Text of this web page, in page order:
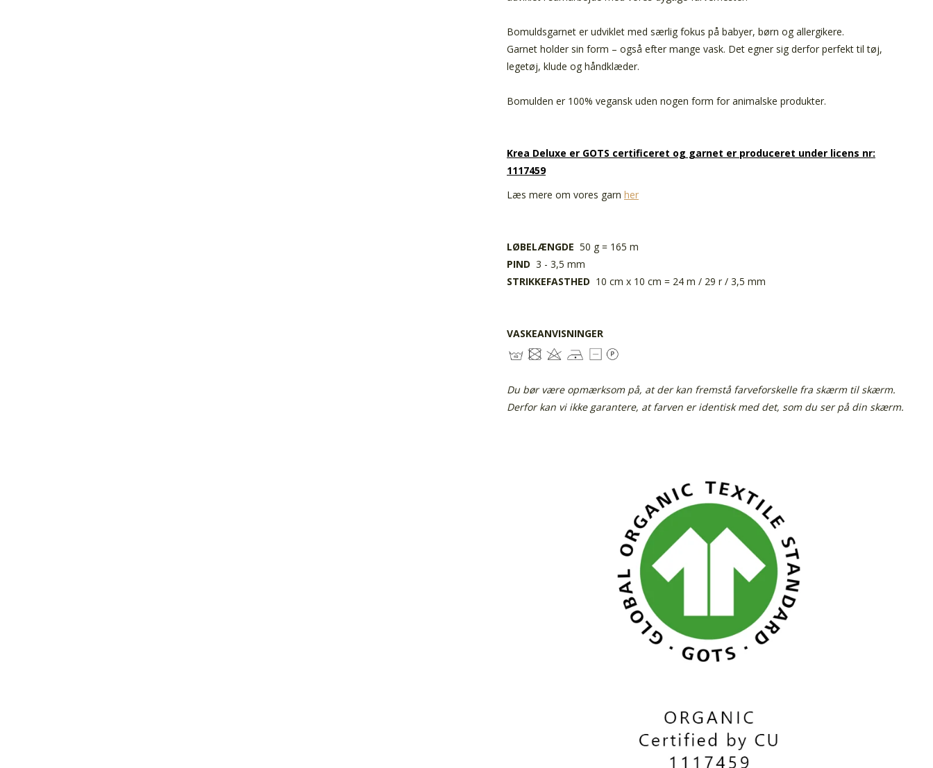
Bomuldsgarnet er udviklet med særlig fokus på babyer, børn og allergikere.
Garnet holder sin form – også efter mange vask. Det egner sig derfor perfekt til tøj,
legetøj, klude og håndklæder.
Bomulden er 100% vegansk uden nogen form for animalske produkter.
Krea Deluxe er GOTS certificeret og garnet er produceret under licens nr:
1117459
Læs mere om vores garn her
LØBELÆNGDE 50 g = 165 m
PIND 3 - 3,5 mm
STRIKKEFASTHED 10 cm x 10 cm = 24 m / 29 r / 3,5 mm
VASKEANVISNINGER
Du bør være opmærksom på, at der kan fremstå farveforskelle fra skærm til skærm.
Derfor kan vi ikke garantere, at farven er identisk med det, som du ser på din skærm.